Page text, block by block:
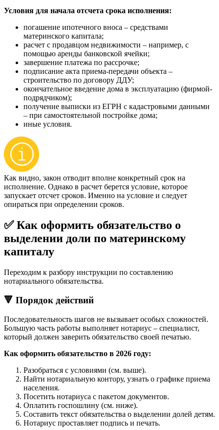
Условия для начала отсчета срока исполнения:
погашение ипотечного вноса – средствами
материнского капитала;
расчет с продавцом недвижимости – например, с
помощью аренды банковской ячейки;
завершение платежа по рассрочке;
подписание акта приема-передачи объекта –
строительство по договору ДДУ;
окончательное введение дома в эксплуатацию (фирмой-
подрядчиком);
получение выписки из ЕГРН с кадастровыми данными
– при самостоятельной постройке дома;
иные условия.
Как видно, закон отводит вполне конкретный срок на
исполнение. Однако в расчет берется условие, которое
запускает отсчет сроков. Именно на условие и следует
опираться при определении сроков.
✅ Как оформить обязательство о
выделении доли по материнскому
капиталу
Переходим к разбору инструкции по составлению
нотариального обязательства.
🔻 Порядок действий
Последовательность шагов не вызывает особых сложностей.
Большую часть работы выполняет нотариус – специалист,
который должен заверить обязательство своей печатью.
Как оформить обязательство в 2026 году:
Разобраться с условиями (см. выше).
Найти нотариальную контору, узнать о графике приема
населения.
Посетить нотариуса с пакетом документов.
Оплатить госпошлину (см. ниже).
Составить текст обязательства о выделении долей детям.
Нотариус проставляет подпись и печать.